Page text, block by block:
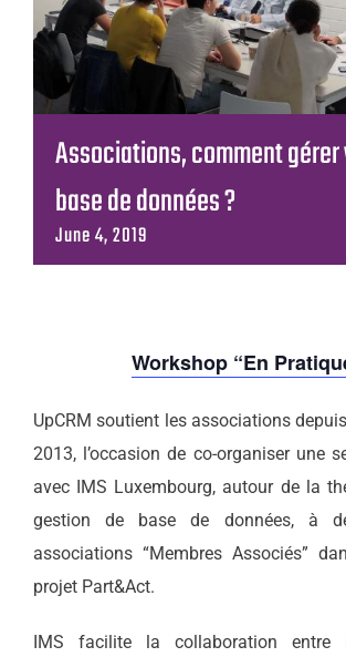
Associations, comment
base de données ?
June 4, 2019
Workshop “En
UpCRM soutient les associations
2013, l’occasion de co-organiser une
avec IMS Luxembourg, autour de la
gestion de base de données, à
associations “Membres Associés”
projet Part&Act.
IMS facilite la collaboration entre